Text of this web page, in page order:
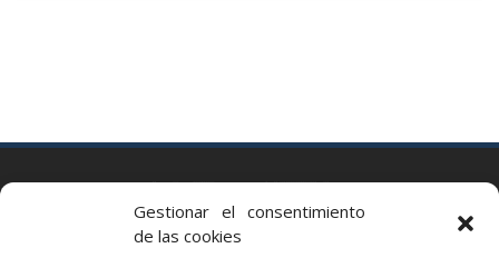
Gestionar el consentimiento
de las cookies
Via Augusta 2 bis, 3º, 08006 Barcelona